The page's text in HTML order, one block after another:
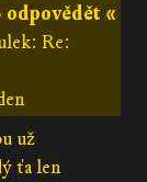
odpovědět «
Re:
už
ťa len